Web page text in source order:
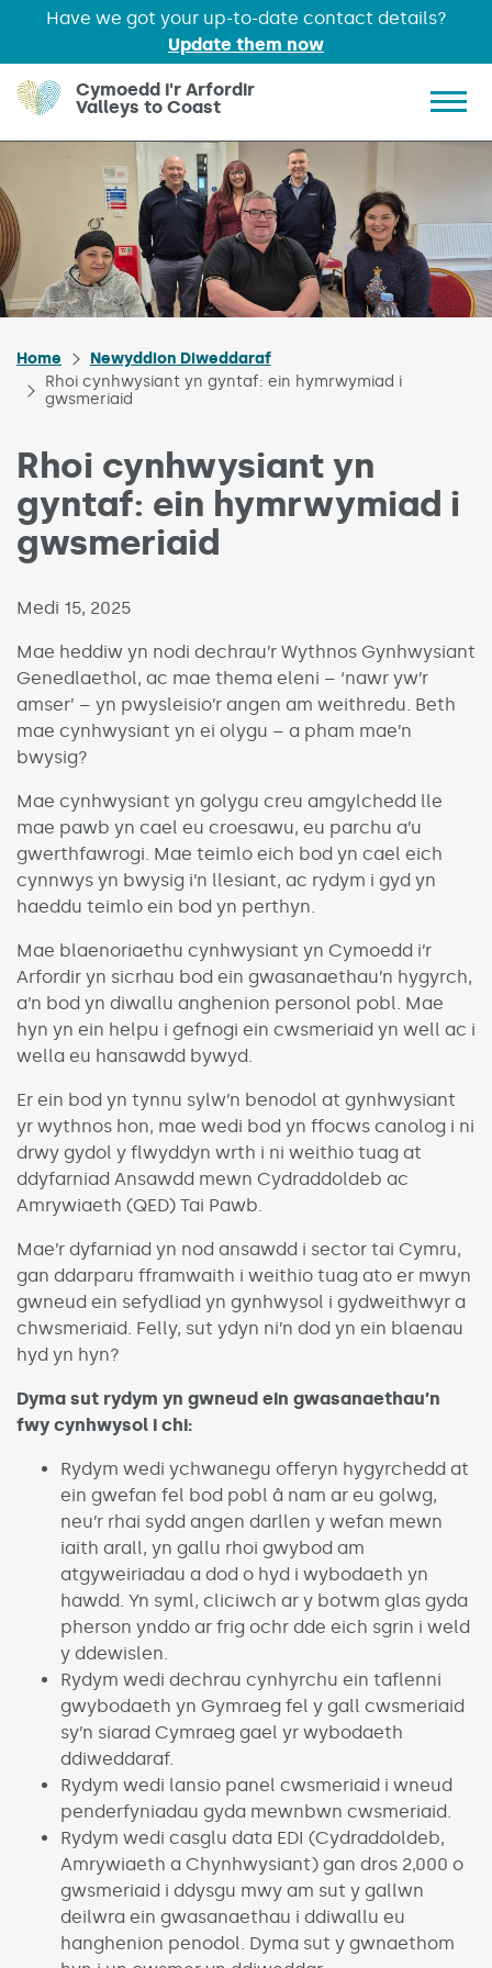
Have we got your up-to-date contact details?
Update them now
Skip to main content
Cymoedd i'r Arfordir
Valleys to Coast
Home
Newyddion Diweddaraf
Rhoi cynhwysiant yn gyntaf: ein hymrwymiad i
gwsmeriaid
Rhoi cynhwysiant yn
gyntaf: ein hymrwymiad i
gwsmeriaid
Published on:
Medi 15, 2025
Mae heddiw yn nodi dechrau’r Wythnos Gynhwysiant
Genedlaethol, ac mae thema eleni – ‘nawr yw’r
amser’ – yn pwysleisio’r angen am weithredu. Beth
mae cynhwysiant yn ei olygu – a pham mae’n
bwysig?
Mae cynhwysiant yn golygu creu amgylchedd lle
mae pawb yn cael eu croesawu, eu parchu a’u
gwerthfawrogi. Mae teimlo eich bod yn cael eich
cynnwys yn bwysig i’n llesiant, ac rydym i gyd yn
haeddu teimlo ein bod yn perthyn.
Mae blaenoriaethu cynhwysiant yn Cymoedd i’r
Arfordir yn sicrhau bod ein gwasanaethau’n hygyrch,
a’n bod yn diwallu anghenion personol pobl. Mae
hyn yn ein helpu i gefnogi ein cwsmeriaid yn well ac i
wella eu hansawdd bywyd.
Er ein bod yn tynnu sylw’n benodol at gynhwysiant
yr wythnos hon, mae wedi bod yn ffocws canolog i ni
drwy gydol y flwyddyn wrth i ni weithio tuag at
ddyfarniad Ansawdd mewn Cydraddoldeb ac
Amrywiaeth (QED) Tai Pawb.
Mae’r dyfarniad yn nod ansawdd i sector tai Cymru,
gan ddarparu fframwaith i weithio tuag ato er mwyn
gwneud ein sefydliad yn gynhwysol i gydweithwyr a
chwsmeriaid. Felly, sut ydyn ni’n dod yn ein blaenau
hyd yn hyn?
Dyma sut rydym yn gwneud ein gwasanaethau’n
fwy cynhwysol i chi:
Rydym wedi ychwanegu offeryn hygyrchedd at
ein gwefan fel bod pobl â nam ar eu golwg,
neu’r rhai sydd angen darllen y wefan mewn
iaith arall, yn gallu rhoi gwybod am
atgyweiriadau a dod o hyd i wybodaeth yn
hawdd. Yn syml, cliciwch ar y botwm glas gyda
pherson ynddo ar frig ochr dde eich sgrin i weld
y ddewislen.
Rydym wedi dechrau cynhyrchu ein taflenni
gwybodaeth yn Gymraeg fel y gall cwsmeriaid
sy’n siarad Cymraeg gael yr wybodaeth
ddiweddaraf.
Rydym wedi lansio panel cwsmeriaid i wneud
penderfyniadau gyda mewnbwn cwsmeriaid.
Rydym wedi casglu data EDI (Cydraddoldeb,
Amrywiaeth a Chynhwysiant) gan dros 2,000 o
gwsmeriaid i ddysgu mwy am sut y gallwn
deilwra ein gwasanaethau i ddiwallu eu
hanghenion penodol. Dyma sut y gwnaethom